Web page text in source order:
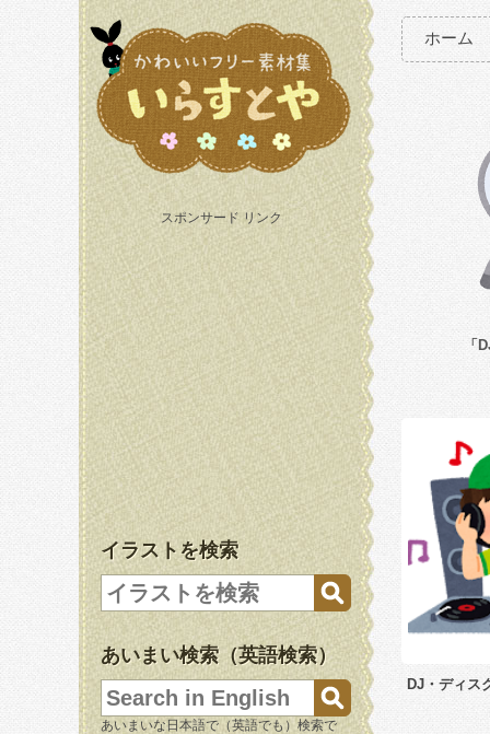
スポンサード リンク
イラストを検索
あいまい検索（英語検索）
あいまいな日本語で（英語でも）検索で
ホーム
「
DJ・ディス